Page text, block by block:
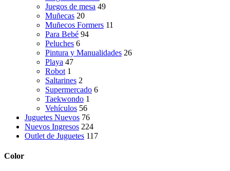
Juegos de mesa 49
Muñecas 20
Muñecos Formers 11
Para Bebé 94
Peluches 6
Pintura y Manualidades 26
Playa 47
Robot 1
Saltarines 2
Supermercado 6
Taekwondo 1
Vehículos 56
Juguetes Nuevos 76
Nuevos Ingresos 224
Outlet de Juguetes 117
Color